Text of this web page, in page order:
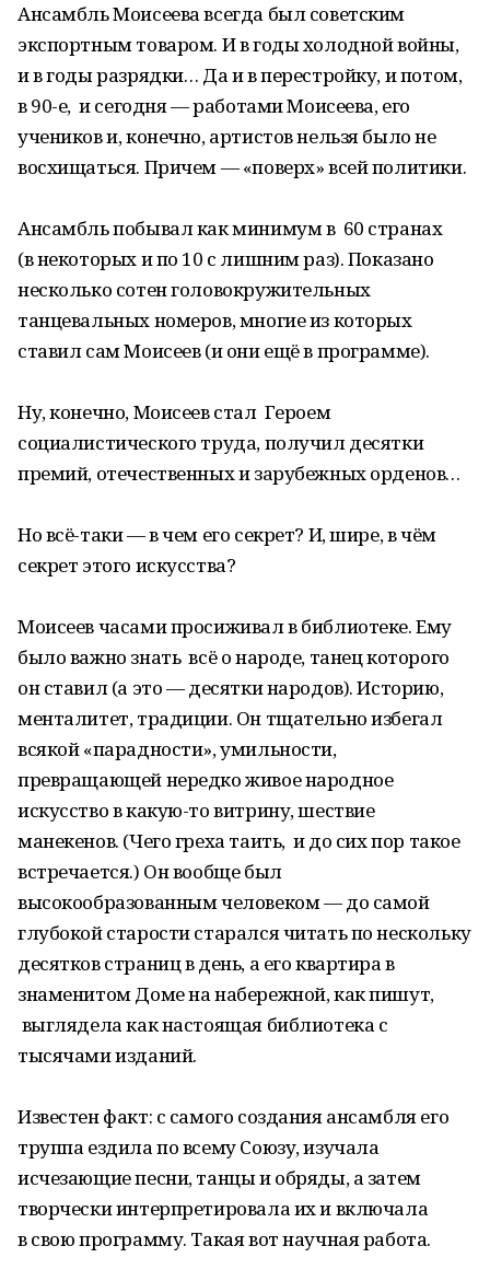
Ансамбль Моисеева всегда был советским
экспортным товаром. И в годы холодной войны,
и в годы разрядки… Да и в перестройку, и потом,
в 90-е, и сегодня — работами Моисеева, его
учеников и, конечно, артистов нельзя было не
восхищаться. Причем — «поверх» всей политики.
Ансамбль побывал как минимум в 60 странах
(в некоторых и по 10 с лишним раз). Показано
несколько сотен головокружительных
танцевальных номеров, многие из которых
ставил сам Моисеев (и они ещё в программе).
Ну, конечно, Моисеев стал Героем
социалистического труда, получил десятки
премий, отечественных и зарубежных орденов…
Но всё-таки — в чем его секрет? И, шире, в чём
секрет этого искусства?
Моисеев часами просиживал в библиотеке. Ему
было важно знать всё о народе, танец которого
он ставил (а это — десятки народов). Историю,
менталитет, традиции. Он тщательно избегал
всякой «парадности», умильности,
превращающей нередко живое народное
искусство в какую-то витрину, шествие
манекенов. (Чего греха таить, и до сих пор такое
встречается.) Он вообще был
высокообразованным человеком — до самой
глубокой старости старался читать по нескольку
десятков страниц в день, а его квартира в
знаменитом Доме на набережной, как пишут,
выглядела как настоящая библиотека с
тысячами изданий.
Известен факт: с самого создания ансамбля его
труппа ездила по всему Союзу, изучала
исчезающие песни, танцы и обряды, а затем
творчески интерпретировала их и включала
в свою программу. Такая вот научная работа.